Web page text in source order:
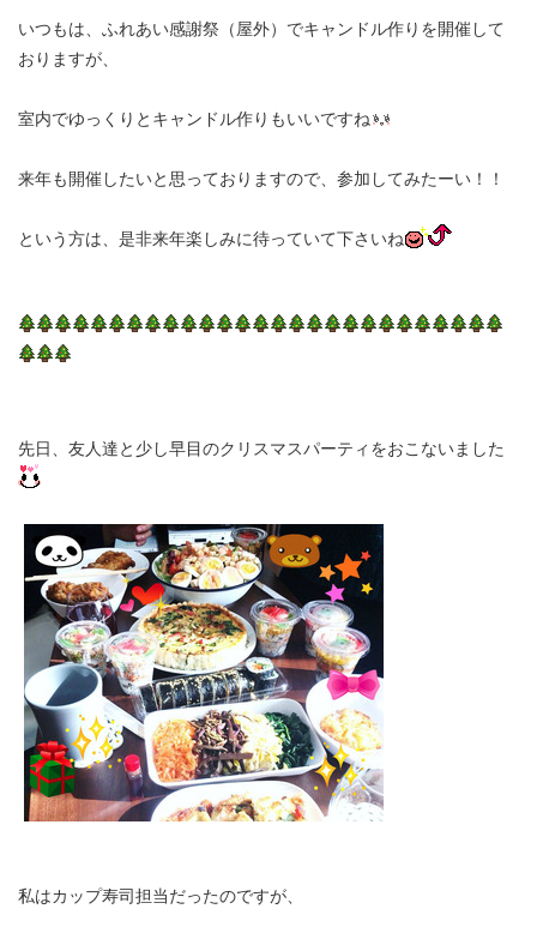
いつもは、ふれあい感謝祭（屋外）でキャンドル作りを開催して
おりますが、
室内でゆっくりとキャンドル作りもいいですね
来年も開催したいと思っておりますので、参加してみたーい！！
という方は、是非来年楽しみに待っていて下さいね
先日、友人達と少し早目のクリスマスパーティをおこないました
私はカップ寿司担当だったのですが、